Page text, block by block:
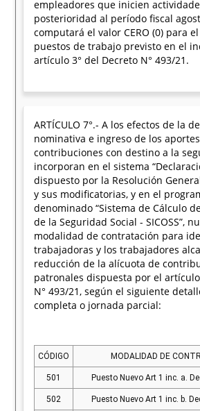
empleadores que inicien
posterioridad al período fiscal
computará el valor CERO (0) para
puestos de trabajo previsto en el
artículo 3° del Decreto N° 493/21.
ARTÍCULO 7°.- A los efectos de la
nominativa e ingreso de los
contribuciones con destino a la
incorporan en el sistema
dispuesto por la Resolución
y sus modificatorias, y en el
denominado “Sistema de Cálculo
de la Seguridad Social - SICOSS”,
modalidad de contratación para
trabajadoras y los trabajadores
reducción de la alícuota de
patronales dispuesta por el
N° 493/21, según el siguiente
completa o jornada parcial:
CÓDIGO MODALIDAD DE
501 Puesto Nuevo Art 1 inc. a.
502 Puesto Nuevo Art 1 inc. b.